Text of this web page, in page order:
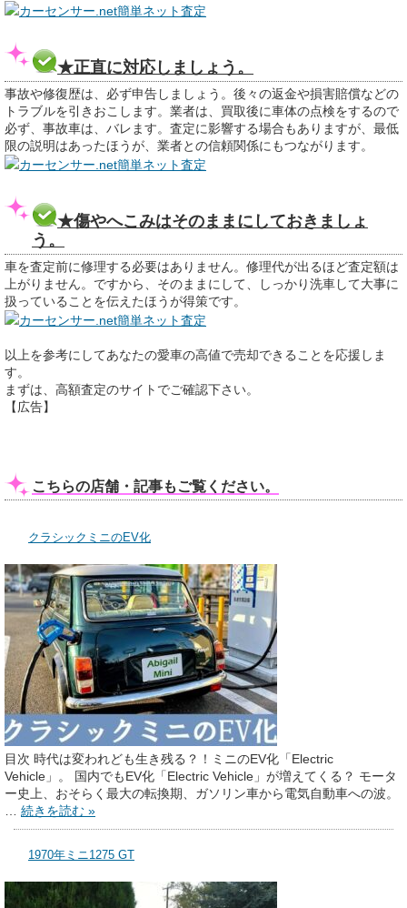
カーセンサー.net簡単ネット査定
★正直に対応しましょう。
事故や修復歴は、必ず申告しましょう。後々の返金や損害賠償などの
トラブルを引きおこします。業者は、買取後に車体の点検をするので
必ず、事故車は、バレます。査定に影響する場合もありますが、最低
限の説明はあったほうが、業者との信頼関係にもつながります。
カーセンサー.net簡単ネット査定
★傷やへこみはそのままにしておきましょ
う。
車を査定前に修理する必要はありません。修理代が出るほど査定額は
上がりません。ですから、そのままにして、しっかり洗車して大事に
扱っていることを伝えたほうが得策です。
カーセンサー.net簡単ネット査定
以上を参考にしてあなたの愛車の高値で売却できることを応援しま
す。
まずは、高額査定のサイトでご確認下さい。
【広告】
こちらの店舗・記事もご覧ください。
クラシックミニのEV化
目次 時代は変われども生き残る？！ミニのEV化「Electric
Vehicle」。 国内でもEV化「Electric Vehicle」が増えてくる？ モータ
ー史上、おそらく最大の転換期、ガソリン車から電気自動車への波。
続きを読む »
1970年ミニ1275 GT